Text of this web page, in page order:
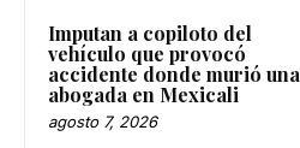
Imputan a copiloto del
vehículo que provocó
accidente donde murió una
abogada en Mexicali
agosto 7, 2026